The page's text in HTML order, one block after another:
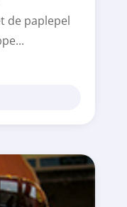
de paplepel